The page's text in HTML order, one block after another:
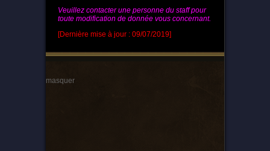
Veuillez contacter une personne du staff pour
toute modification de donnée vous concernant.
[Dernière mise à jour : 09/07/2019]
masquer